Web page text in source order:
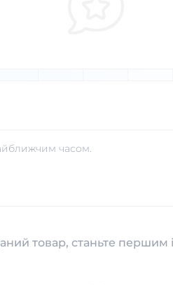
часом.
товар, станьте першим